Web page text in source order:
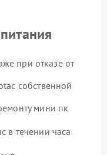
при отказе от
собственной
мини пк
в течении часа